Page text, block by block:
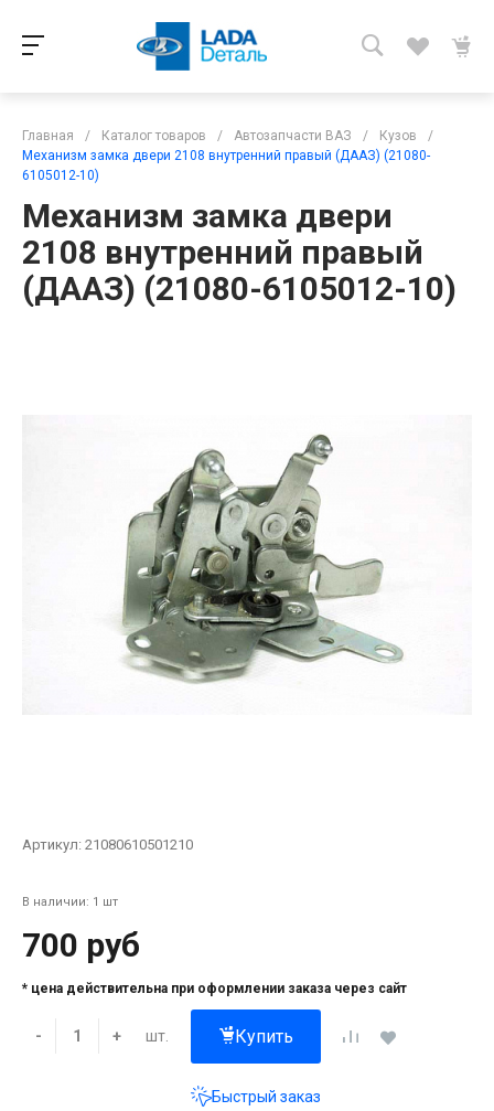
Главная / Каталог товаров / Автозапчасти ВАЗ / Кузов
/
Механизм замка двери 2108 внутренний правый (ДААЗ) (21080-
6105012-10)
Механизм замка двери
2108 внутренний правый
(ДААЗ) (21080-6105012-10)
Артикул: 21080610501210
В наличии: 1 шт
700 руб
* цена действительна при оформлении заказа через сайт
- + шт. Купить
Быстрый заказ